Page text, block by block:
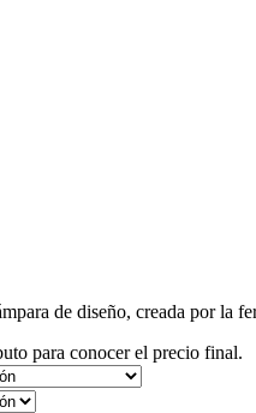
de diseño, creada por la
para conocer el precio final.